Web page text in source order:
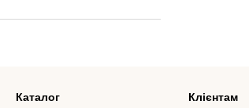
Каталог Клієнтам